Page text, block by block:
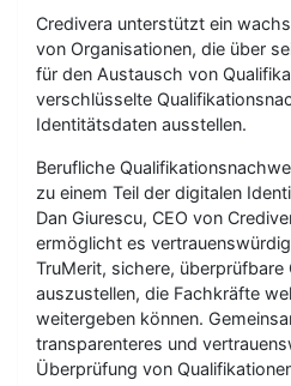
Credivera unterstützt ein
von Organisationen, die über
für den Austausch von
verschlüsselte
Identitätsdaten ausstellen.
Berufliche
zu einem Teil der digitalen
Dan Giurescu, CEO von
ermöglicht es
TruMerit, sichere,
auszustellen, die Fachkräfte
weitergeben können.
transparenteres und
Überprüfung von